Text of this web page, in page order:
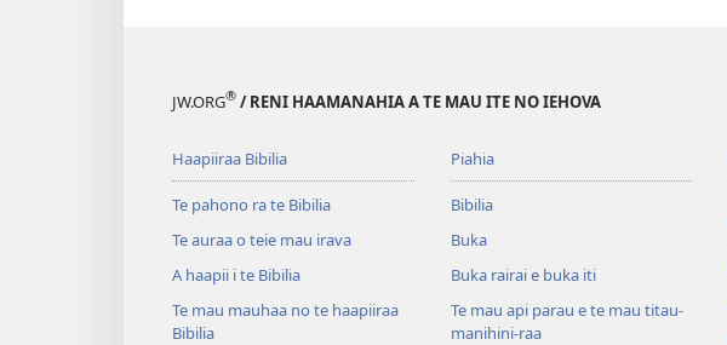
JW.ORG® / RENI HAAMANAHIA A TE MAU ITE NO IEHOVA
Haapiiraa Bibilia
Te pahono ra te Bibilia
Te auraa o teie mau irava
A haapii i te Bibilia
Te mau mauhaa no te haapiiraa
Bibilia
Piahia
Bibilia
Buka
Buka rairai e buka iti
Te mau api parau e te mau titau-
manihini-raa